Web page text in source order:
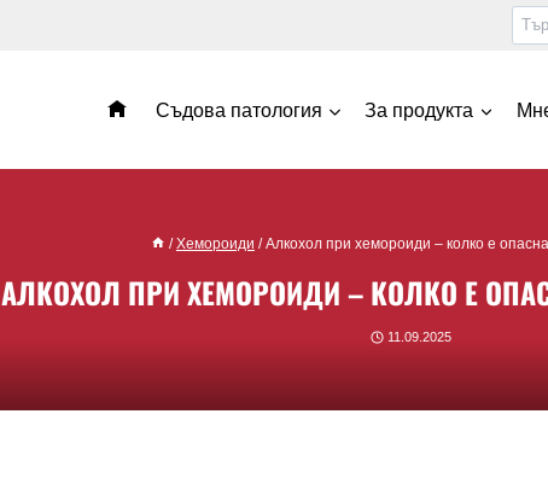
Съдова патология За продукта
/ Хемороиди / Алкохол при хемороиди – колко е
АЛКОХОЛ ПРИ ХЕМОРОИДИ – КОЛКО Е
11.09.2025